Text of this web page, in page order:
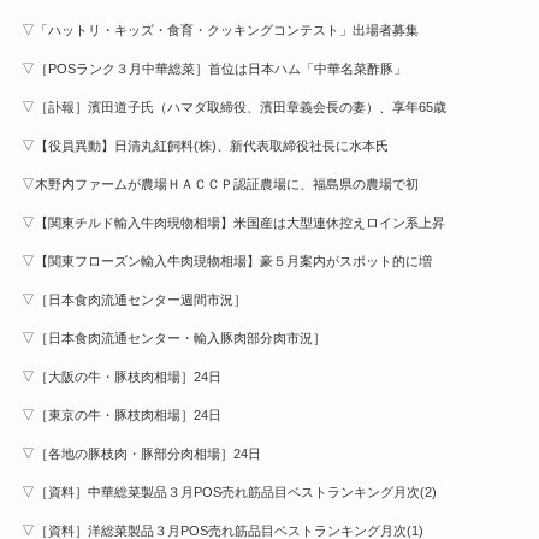
▽「ハットリ・キッズ・食育・クッキングコンテスト」出場者募集
▽［POSランク３月中華総菜］首位は日本ハム「中華名菜酢豚」
▽［訃報］濱田道子氏（ハマダ取締役、濱田章義会長の妻）、享年65歳
▽【役員異動】日清丸紅飼料(株)、新代表取締役社長に水本氏
▽木野内ファームが農場ＨＡＣＣＰ認証農場に、福島県の農場で初
▽【関東チルド輸入牛肉現物相場】米国産は大型連休控えロイン系上昇
▽【関東フローズン輸入牛肉現物相場】豪５月案内がスポット的に増
▽［日本食肉流通センター週間市況］
▽［日本食肉流通センター・輸入豚肉部分肉市況］
▽［大阪の牛・豚枝肉相場］24日
▽［東京の牛・豚枝肉相場］24日
▽［各地の豚枝肉・豚部分肉相場］24日
▽［資料］中華総菜製品３月POS売れ筋品目ベストランキング月次(2)
▽［資料］洋総菜製品３月POS売れ筋品目ベストランキング月次(1)